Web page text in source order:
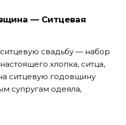
— Ситцевая
свадьбу — набор
хлопка, ситца,
ситцевую годовщину
супругам одеяла,